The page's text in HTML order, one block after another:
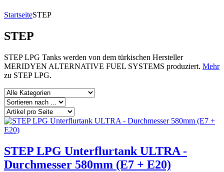
StartseiteSTEP
STEP
STEP LPG Tanks werden von dem türkischen Hersteller
MERIDYEN ALTERNATIVE FUEL SYSTEMS produziert. Mehr
zu STEP LPG.
STEP LPG Unterflurtank ULTRA -
Durchmesser 580mm (E7 + E20)